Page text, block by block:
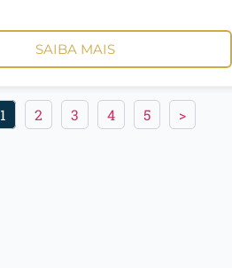
SAIBA MAIS
1 2 3 4 5 >